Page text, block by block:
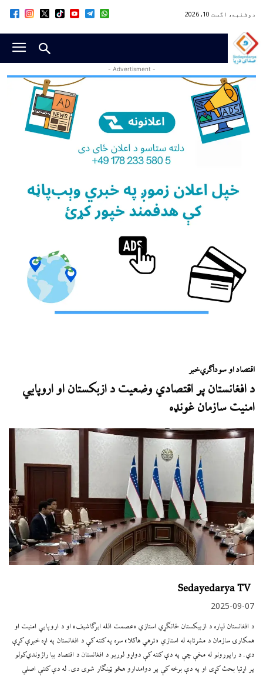
دوشنبه, اگست 10, 2026
- Advertisment -
اقتصاد او سوداګريخبر
د افغانستان پر اقتصادي وضعیت د ازبکستان او اروپايي
امنیت سازمان غونډه
Sedayedarya TV
2025-09-07
د افغانستان لپاره د ازبيکستان ځانګړي استازي «عصمت الله ایرګاشیف» او د اروپايي امنیت او
همکارۍ سازمان د مشرتابه له استازې «ترهي هاکلا» سره په کتنه کې د افغانستان په اړه خبرې کړې
دي. د راپورونو له مخې چې په دې کتنه کې دواړو لوریو د افغانستان د اقتصاد بیا راژوندي‌کولو
پر اړتیا بحث کړی او په دې برخه کې پر دوامدارو هڅو ټینګار شوی دی. له دې کتنې اصلي